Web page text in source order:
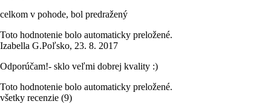
celkom v pohode, bol predražený
Toto hodnotenie bolo automaticky preložené.
Izabella G.Poľsko, 23. 8. 2017
Odporúčam!- sklo veľmi dobrej kvality :)
Toto hodnotenie bolo automaticky preložené.
všetky recenzie (9)